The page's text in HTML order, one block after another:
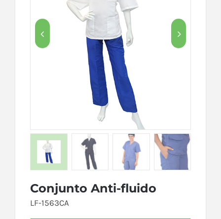
 
Conjunto Anti-fluido
LF-1563CA